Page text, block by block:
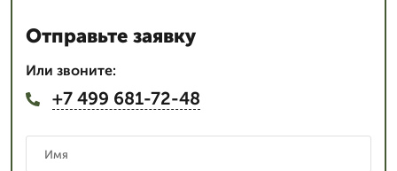
Отправьте заявку
Или звоните:
+7 499 681-72-48